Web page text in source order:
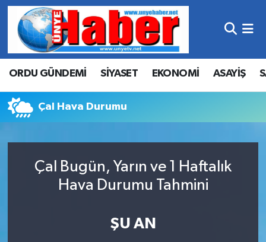
ORDU GÜNDEMİ SİYASET EKONOMİ ASAYİŞ
Çal Hava Durumu
Çal Bugün, Yarın ve 1 Haftalık
Hava Durumu Tahmini
ŞU AN
Hava Durumu
Trafik Durumu
Süper Lig Puan Durumu ve Fikstür
Son Dakika Haberleri